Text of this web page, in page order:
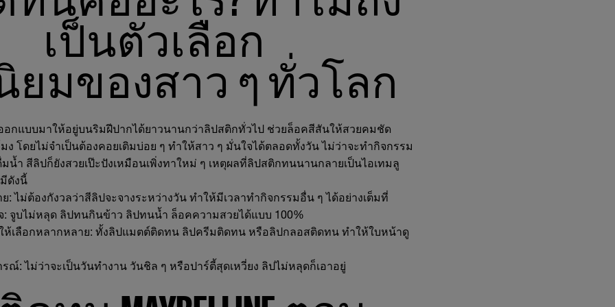
เป็นตัวเลือก
มของสาว ๆ ทั่วโลก
กแบบมาให้อยู่บนริมฝีปากได้ยาวนานกว่าลิปสติกทั่วไป ช่วยล็อคสีสันให้สวยคมชัด
ง โดยไม่จำเป็นต้องคอยเติมบ่อย ๆ ทำให้สาว ๆ มั่นใจได้ตลอดทั้งวัน ไม่ว่าจะทำกิจกรรม
ำ สีลิปก็ยังสวยเป๊ะปังเหมือนเพิ่งทาใหม่ ๆ เหตุผลที่ลิปสติกทนนานกลายเป็นไอเทมลู
ดังนี้
: ไม่ต้องกังวลว่าสีลิปจะจางระหว่างวัน ทำให้มีเวลาทำกิจกรรมอื่น ๆ ได้อย่างเต็มที่
: จูบไม่หลุด ลิปทนกินข้าว ลิปทนน้ำ ล็อคความสวยได้แบบ 100%
ห้เลือกหลากหลาย: ทั้งลิปแมตต์ติดทน ลิปครีมติดทน หรือลิปกลอสติดทน ทำให้ใบหน้าดู
รณ์: ไม่ว่าจะเป็นวันทำงาน วันชิล ๆ หรือปาร์ตี้สุดเหวี่ยง ลิปไม่หลุดก็เอาอยู่